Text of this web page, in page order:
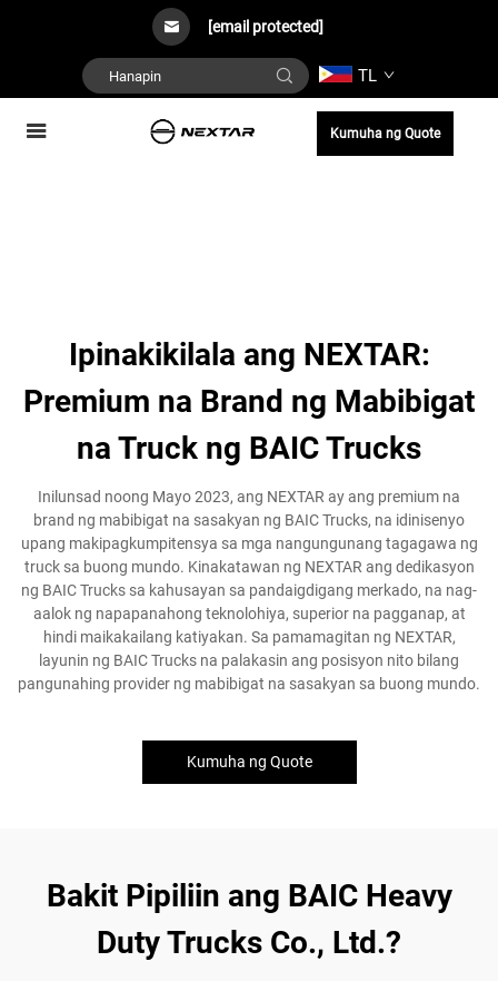
[email protected]
TL
Kumuha ng Quote
Ipinakikilala ang NEXTAR:
Premium na Brand ng Mabibigat
na Truck ng BAIC Trucks
Inilunsad noong Mayo 2023, ang NEXTAR ay ang premium na
brand ng mabibigat na sasakyan ng BAIC Trucks, na idinisenyo
upang makipagkumpitensya sa mga nangungunang tagagawa ng
truck sa buong mundo. Kinakatawan ng NEXTAR ang dedikasyon
ng BAIC Trucks sa kahusayan sa pandaigdigang merkado, na nag-
aalok ng napapanahong teknolohiya, superior na pagganap, at
hindi maikakailang katiyakan. Sa pamamagitan ng NEXTAR,
layunin ng BAIC Trucks na palakasin ang posisyon nito bilang
pangunahing provider ng mabibigat na sasakyan sa buong mundo.
Kumuha ng Quote
Bakit Pipiliin ang BAIC Heavy
Duty Trucks Co., Ltd.?